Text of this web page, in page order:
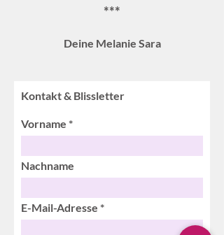
***
Deine Melanie Sara
Kontakt & Blissletter
Vorname
Nachname
E-Mail-Adresse